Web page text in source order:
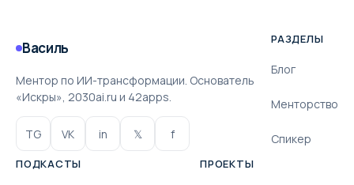
Василь
Ментор по ИИ-трансформации. Основатель
«Искры», 2030ai.ru и 42apps.
TG VK in 𝕏 f
РАЗДЕЛЫ
Блог
Менторство
Спикер
ПОДКАСТЫ ПРОЕКТЫ